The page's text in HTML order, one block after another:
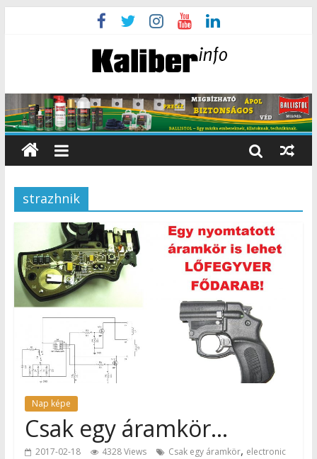
strazhnik
Nap képe
Csak egy áramkör…
2017-02-18 4328 Views Csak egy áramkör, electronic